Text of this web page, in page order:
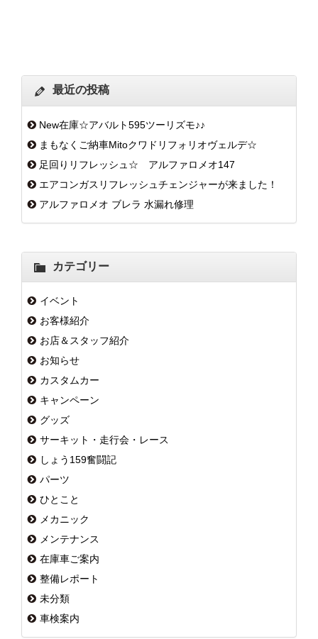
最近の投稿
New在庫☆アバルト595ツーリズモ♪♪
まもなくご納車Mitoクワドリフォリオヴェルデ☆
足回りリフレッシュ☆ アルファロメオ147
エアコンガスリフレッシュチェンジャーが来ました！
アルファロメオ ブレラ 水漏れ修理
カテゴリー
イベント
お客様紹介
お店＆スタッフ紹介
お知らせ
カスタムカー
キャンペーン
グッズ
サーキット・走行会・レース
しょう159奮闘記
パーツ
ひとこと
メカニック
メンテナンス
在庫車ご案内
整備レポート
未分類
車検案内